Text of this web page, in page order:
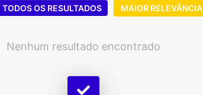
TODOS OS RESULTADOS MAIOR RELEVÂNCIA
Nenhum resultado encontrado